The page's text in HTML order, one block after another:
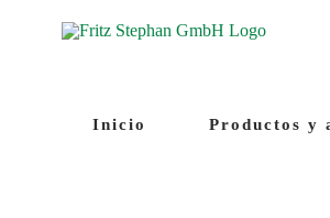
Inicio Productos y